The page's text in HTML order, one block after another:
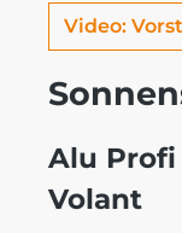
Video:
Alu
Volant